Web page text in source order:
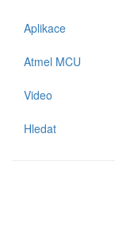
Aplikace
Atmel MCU
Video
Hledat